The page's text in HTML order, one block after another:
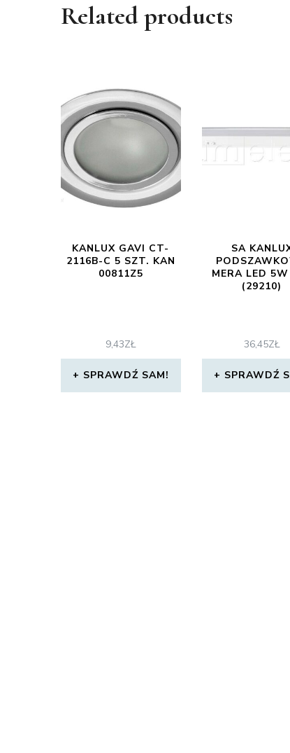
Related products
KANLUX GAVI CT-
2116B-C 5 SZT. KAN
00811Z5
9,43ZŁ
SPRAWDŹ SAM!
SA
MERA LED
(29210)
36,45ZŁ
SPRAWDŹ